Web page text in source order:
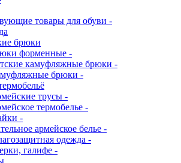
товары для обуви -
брюки
форменные -
камуфляжные брюки -
брюки -
трусы -
термобелье -
-
армейское белье -
одежда -
галифе -